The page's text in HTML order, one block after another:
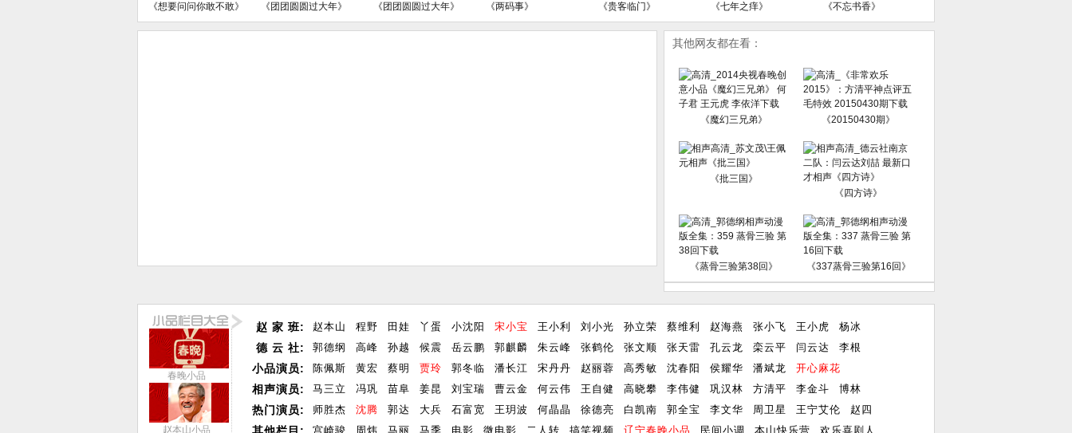
《想要问问你敢不敢》 《团团圆圆过大年》 《团团圆圆过大年》 《两码事》 《贵客临门》 《七年之痒》 《不忘书香》
其他网友都在看：
《魔幻三兄弟》 《20150430期》
《批三国》
《四方诗》
《蒸骨三验第38回》 《337蒸骨三验第16回》
春晚小品
赵本山小品
赵 家 班:
德 云 社:
小品演员:
相声演员:
热门演员:
赵本山 程野 田娃 丫蛋 小沈阳 宋小宝 王小利 刘小光 孙立荣 蔡维利 赵海燕 张小飞 王小虎
杨冰
郭德纲
高峰 孙越 候震 岳云鹏 郭麒麟 朱云峰 张鹤伦 张文顺 张天雷 孔云龙 栾云平 闫云达
李根
陈佩斯
黄宏 蔡明 贾玲 郭冬临 潘长江 宋丹丹 赵丽蓉 高秀敏 沈春阳 侯耀华 潘斌龙
开心麻花
马三立
冯巩 苗阜 姜昆 刘宝瑞 曹云金 何云伟 王自健 高晓攀 李伟健 巩汉林 方清平 李金斗
博林
师胜杰
沈腾 郭达 大兵 石富宽 王玥波 何晶晶 徐德亮 白凯南 郭全宝 李文华 周卫星 王宁艾伦
赵四
宫崎骏
周炜 马丽 马季 电影 微电影 二人转 搞笑视频 辽宁春晚小品 民间小调 本山快乐营 欢乐喜剧人